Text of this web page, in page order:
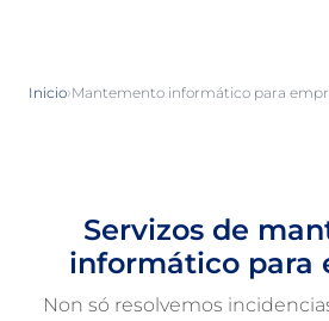
Inicio›Mantemento informático para
Servizos de
informático para
Non só resolvemos